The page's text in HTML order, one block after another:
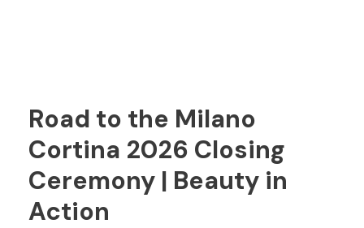
Road to the Milano
Cortina 2026 Closing
Ceremony | Beauty in
Action